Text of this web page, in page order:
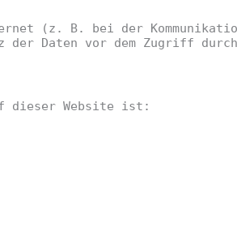
(z. B. bei der
der Daten vor dem Zugriff
dieser Website ist: